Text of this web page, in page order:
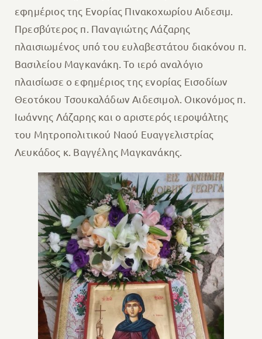
εφημέριος της Ενορίας Πινακοχωρίου Αιδεσιμ.
Πρεσβύτερος π. Παναγιώτης Λάζαρης
πλαισιωμένος υπό του ευλαβεστάτου διακόνου π.
Βασιλείου Μαγκανάκη. Το ιερό αναλόγιο
πλαισίωσε ο εφημέριος της ενορίας Εισοδίων
Θεοτόκου Τσουκαλάδων Αιδεσιμολ. Οικονόμος π.
Ιωάννης Λάζαρης και ο αριστερός ιεροψάλτης
του Μητροπολιτικού Ναού Ευαγγελιστρίας
Λευκάδος κ. Βαγγέλης Μαγκανάκης.